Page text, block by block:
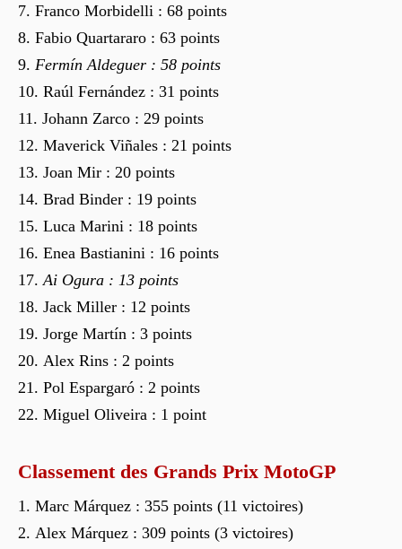
Franco Morbidelli : 68 points
Fabio Quartararo : 63 points
Fermín Aldeguer : 58 points
Raúl Fernández : 31 points
Johann Zarco : 29 points
Maverick Viñales : 21 points
Joan Mir : 20 points
Brad Binder : 19 points
Luca Marini : 18 points
Enea Bastianini : 16 points
Ai Ogura : 13 points
Jack Miller : 12 points
Jorge Martín : 3 points
Alex Rins : 2 points
Pol Espargaró : 2 points
Miguel Oliveira : 1 point
Classement des Grands Prix MotoGP
Marc Márquez : 355 points (11 victoires)
Alex Márquez : 309 points (3 victoires)